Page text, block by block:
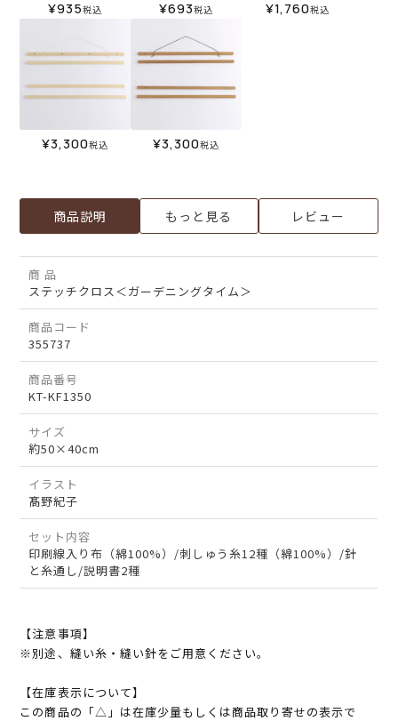
¥935税込 ¥693税込 ¥1,760税込
¥3,300税込 ¥3,300税込
商品説明 もっと見る レビュー
商 品
ステッチクロス＜ガーデニングタイム＞
商品コード
355737
商品番号
KT-KF1350
サイズ
約50×40cm
イラスト
髙野紀子
セット内容
印刷線入り布（綿100%）/刺しゅう糸12種（綿100%）/針
と糸通し/説明書2種
【注意事項】
※別途、縫い糸・縫い針をご用意ください。
【在庫表示について】
この商品の「△」は在庫少量もしくは商品取り寄せの表示で